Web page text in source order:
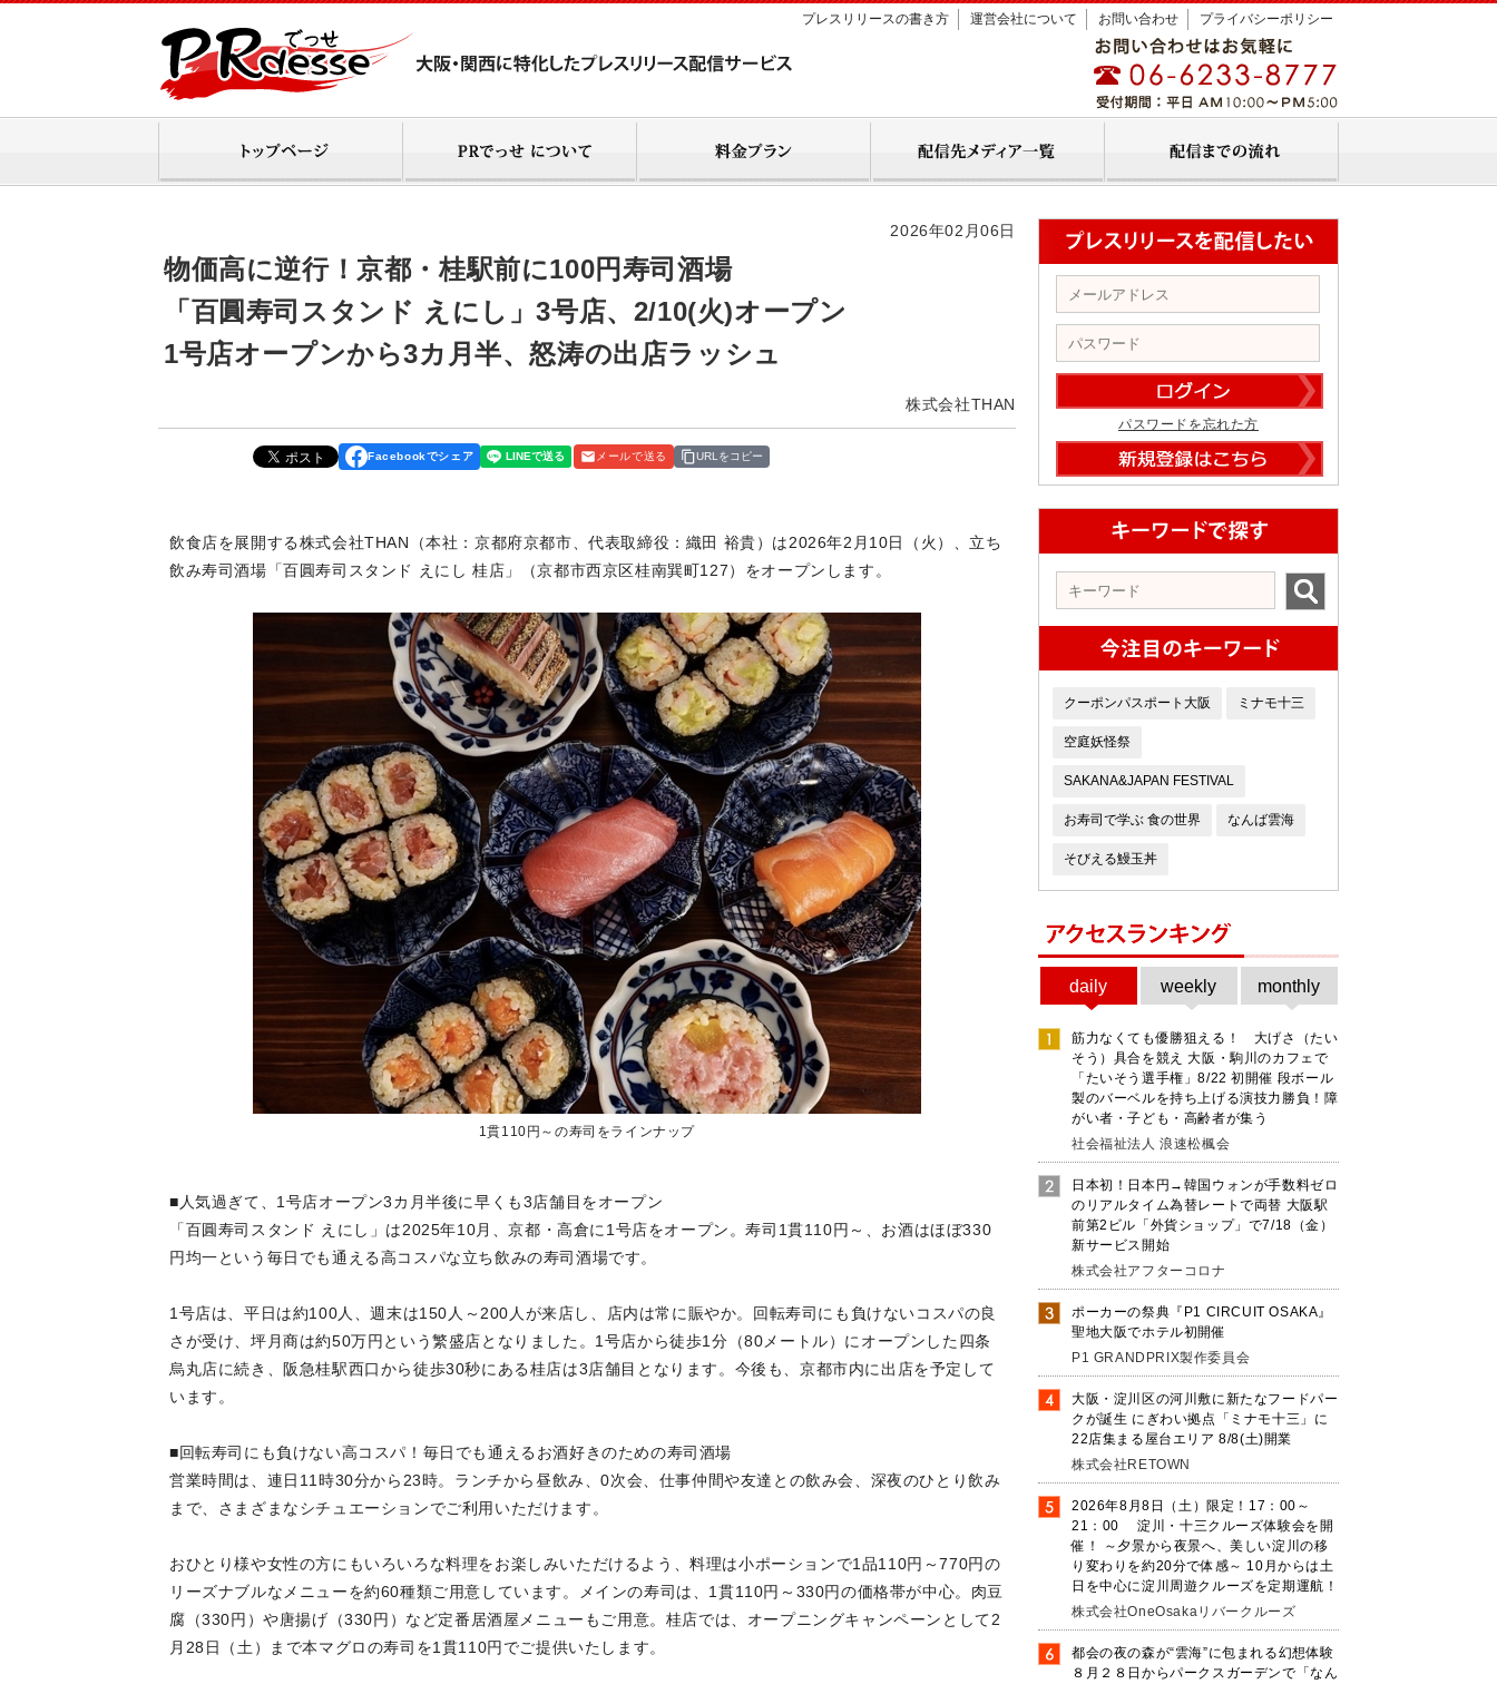
プレスリリースの書き方 運営会社について お問い合わせ プライバシーポリシー
2026年02月06日
物価高に逆行！京都・桂駅前に100円寿司酒場
「百圓寿司スタンド えにし」3号店、2/10(火)オープン
1号店オープンから3カ月半、怒涛の出店ラッシュ
株式会社THAN
Facebookでシェア メールで送る URLをコピー
飲食店を展開する株式会社THAN（本社：京都府京都市、代表取締役：織田 裕貴）は2026年2月10日（火）、立ち
飲み寿司酒場「百圓寿司スタンド えにし 桂店」（京都市西京区桂南巽町127）をオープンします。
1貫110円～の寿司をラインナップ
■人気過ぎて、1号店オープン3カ月半後に早くも3店舗目をオープン
「百圓寿司スタンド えにし」は2025年10月、京都・高倉に1号店をオープン。寿司1貫110円～、お酒はほぼ330
円均一という毎日でも通える高コスパな立ち飲みの寿司酒場です。
1号店は、平日は約100人、週末は150人～200人が来店し、店内は常に賑やか。回転寿司にも負けないコスパの良
さが受け、坪月商は約50万円という繁盛店となりました。1号店から徒歩1分（80メートル）にオープンした四条
烏丸店に続き、阪急桂駅西口から徒歩30秒にある桂店は3店舗目となります。今後も、京都市内に出店を予定して
います。
■回転寿司にも負けない高コスパ！毎日でも通えるお酒好きのための寿司酒場
営業時間は、連日11時30分から23時。ランチから昼飲み、0次会、仕事仲間や友達との飲み会、深夜のひとり飲み
まで、さまざまなシチュエーションでご利用いただけます。
おひとり様や女性の方にもいろいろな料理をお楽しみいただけるよう、料理は小ポーションで1品110円～770円の
リーズナブルなメニューを約60種類ご用意しています。メインの寿司は、1貫110円～330円の価格帯が中心。肉豆
腐（330円）や唐揚げ（330円）など定番居酒屋メニューもご用意。桂店では、オープニングキャンペーンとして2
月28日（土）まで本マグロの寿司を1貫110円でご提供いたします。
パスワードを忘れた方
クーポンパスポート大阪 ミナモ十三
空庭妖怪祭
SAKANA&JAPAN FESTIVAL
お寿司で学ぶ 食の世界 なんば雲海
そびえる鰻玉丼
daily weekly monthly
筋力なくても優勝狙える！ 大げさ（たい
そう）具合を競え 大阪・駒川のカフェで
「たいそう選手権」8/22 初開催 段ボール
製のバーベルを持ち上げる演技力勝負！障
がい者・子ども・高齢者が集う
社会福祉法人 浪速松楓会
日本初！日本円→韓国ウォンが手数料ゼロ
のリアルタイム為替レートで両替 大阪駅
前第2ビル「外貨ショップ」で7/18（金）
新サービス開始
株式会社アフターコロナ
ポーカーの祭典『P1 CIRCUIT OSAKA』
聖地大阪でホテル初開催
P1 GRANDPRIX製作委員会
大阪・淀川区の河川敷に新たなフードパー
クが誕生 にぎわい拠点「ミナモ十三」に
22店集まる屋台エリア 8/8(土)開業
株式会社RETOWN
2026年8月8日（土）限定！17：00～
21：00 淀川・十三クルーズ体験会を開
催！ ～夕景から夜景へ、美しい淀川の移
り変わりを約20分で体感～ 10月からは土
日を中心に淀川周遊クルーズを定期運航！
株式会社OneOsakaリバークルーズ
都会の夜の森が“雲海”に包まれる幻想体験
８月２８日からパークスガーデンで「なん